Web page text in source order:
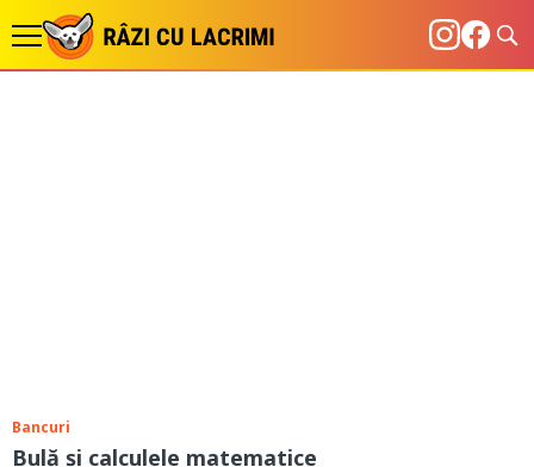
Bancuri
Bulă și calculele matematice